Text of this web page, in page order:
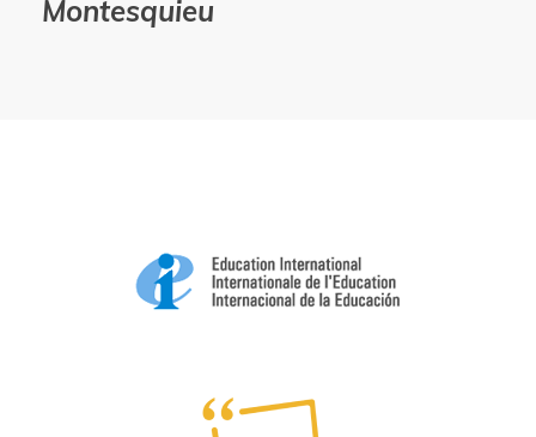
Montesquieu